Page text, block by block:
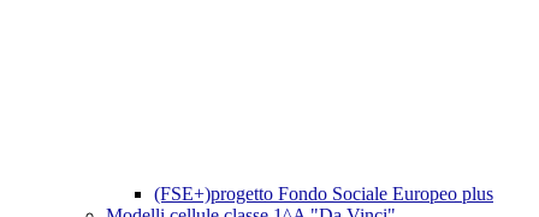
(FSE+)progetto Fondo Sociale Europeo plus